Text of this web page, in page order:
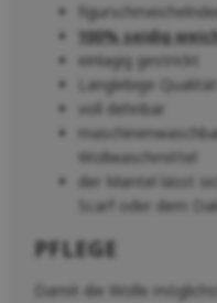
100% seidig
einlagig gestrickt
Langlebige Qualität
voll dehnbar
Wollwaschmittel
der Mantel lässt
Scarf oder dem
PFLEGE
Damit die Wolle